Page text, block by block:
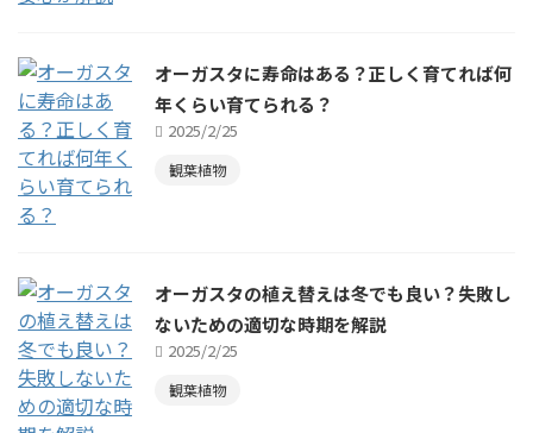
オーガスタに寿命はある？正しく育てれば何
年くらい育てられる？
2025/2/25
観葉植物
オーガスタの植え替えは冬でも良い？失敗し
ないための適切な時期を解説
2025/2/25
観葉植物